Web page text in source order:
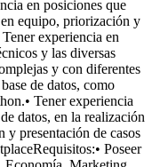
en posiciones que
equipo, priorización y
experiencia en
y las diversas
y con diferentes
de datos, como
Tener experiencia
datos, en la realización
y presentación de casos
Poseer